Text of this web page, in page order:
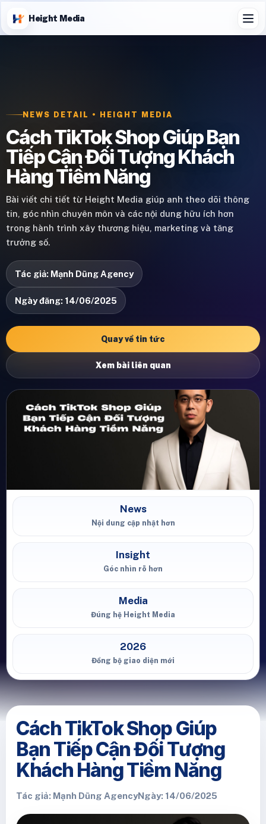
Height Media
NEWS DETAIL • HEIGHT MEDIA
Cách TikTok Shop Giúp Bạn
Tiếp Cận Đối Tượng Khách
Hàng Tiềm Năng
Bài viết chi tiết từ Height Media giúp anh theo dõi thông
tin, góc nhìn chuyên môn và các nội dung hữu ích hơn
trong hành trình xây thương hiệu, marketing và tăng
trưởng số.
Tác giả: Mạnh Dũng Agency
Ngày đăng: 14/06/2025
Quay về tin tức
Xem bài liên quan
News
Nội dung cập nhật hơn
Insight
Góc nhìn rõ hơn
Media
Đúng hệ Height Media
2026
Đồng bộ giao diện mới
Cách TikTok Shop Giúp
Bạn Tiếp Cận Đối Tượng
Khách Hàng Tiềm Năng
Tác giả: Mạnh Dũng AgencyNgày: 14/06/2025